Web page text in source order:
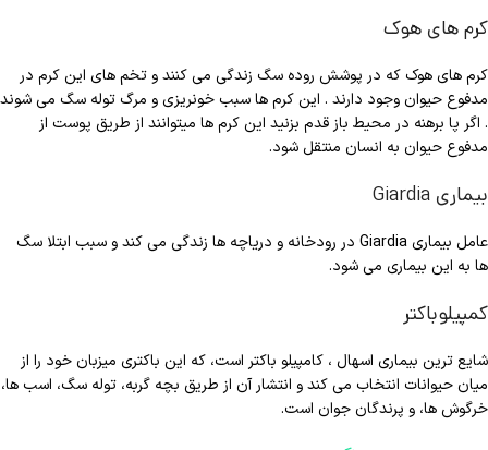
کرم های هوک
کرم های هوک که در پوشش روده سگ زندگی می کنند و تخم های این کرم در
مدفوع حیوان وجود دارند . این کرم ها سبب خونریزی و مرگ توله سگ می شوند
. اگر پا برهنه در محیط باز قدم بزنید این کرم ها میتوانند از طریق پوست از
مدفوع حیوان به انسان منتقل شود.
بیماری Giardia
عامل بیماری Giardia در رودخانه و دریاچه ها زندگی می کند و سبب ابتلا سگ
ها به این بیماری می شود.
کمپیلوباکتر
شایع ترین بیماری اسهال ، کامپیلو باکتر است، که این باکتری میزبان خود را از
میان حیوانات انتخاب می کند و انتشار آن از طریق بچه گربه، توله سگ، اسب ها،
خرگوش ها، و پرندگان جوان است.